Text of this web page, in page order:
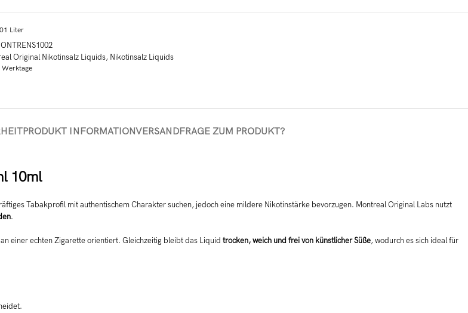
Liter
Original Nikotinsalz Liquids, Nikotinsalz Liquids
PRODUKT INFORMATIONVERSANDFRAGE ZUM PRODUKT?
10ml
Tabakprofil mit authentischem Charakter suchen, jedoch eine mildere Nikotinstärke bevorzugen. Montreal Original Labs nutzt
.
einer echten Zigarette orientiert. Gleichzeitig bleibt das Liquid trocken, weich und frei von künstlicher Süße, wodurch es sich ideal für